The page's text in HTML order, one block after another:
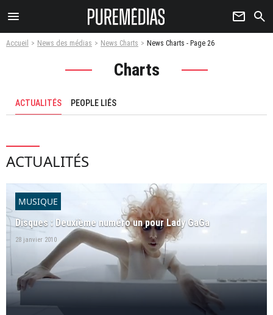
menu newsletter search
Accueil News des médias News Charts News Charts - Page 26
Charts
ACTUALITÉS PEOPLE LIÉS
ACTUALITÉS
MUSIQUE
Disques : Deuxième numéro un pour Lady GaGa
28 janvier 2010